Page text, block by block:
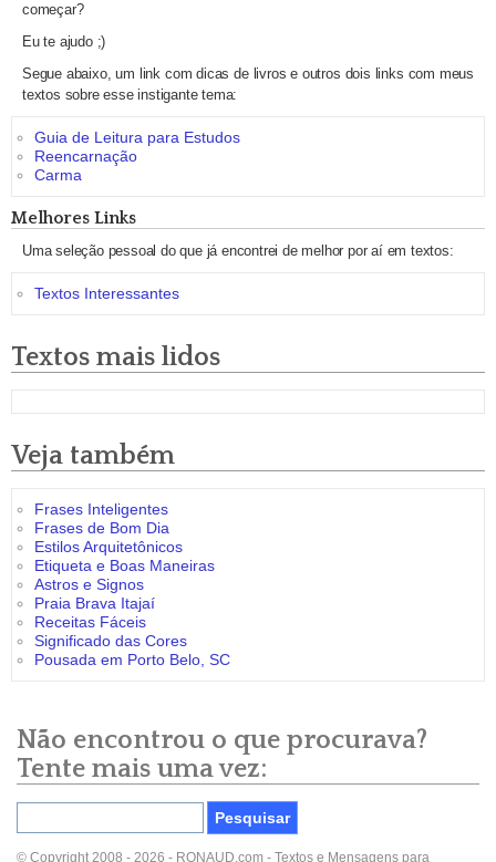
começar?
Eu te ajudo ;)
Segue abaixo, um link com dicas de livros e outros dois links com meus
textos sobre esse instigante tema:
Guia de Leitura para Estudos
Reencarnação
Carma
Melhores Links
Uma seleção pessoal do que já encontrei de melhor por aí em textos:
Textos Interessantes
Textos mais lidos
Veja também
Frases Inteligentes
Frases de Bom Dia
Estilos Arquitetônicos
Etiqueta e Boas Maneiras
Astros e Signos
Praia Brava Itajaí
Receitas Fáceis
Significado das Cores
Pousada em Porto Belo, SC
Não encontrou o que procurava?
Tente mais uma vez:
© Copyright 2008 - 2026 - RONAUD.com - Textos e Mensagens para